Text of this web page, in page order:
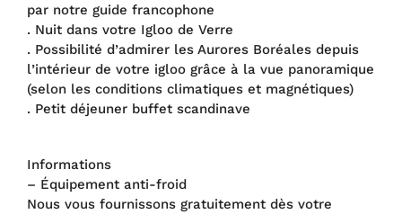
par notre guide francophone
. Nuit dans votre Igloo de Verre
. Possibilité d’admirer les Aurores Boréales depuis
l’intérieur de votre igloo grâce à la vue panoramique
(selon les conditions climatiques et magnétiques)
. Petit déjeuner buffet scandinave
Informations
– Équipement anti-froid
Nous vous fournissons gratuitement dès votre